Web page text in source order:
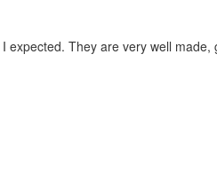
expected. They are very well